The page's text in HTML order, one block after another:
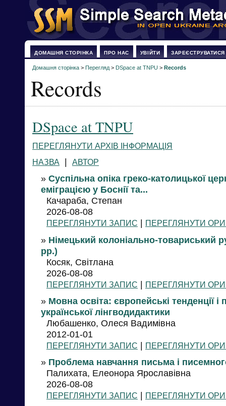
ДОМАШНЯ СТОРІНКА ПРО НАС УВІЙТИ ЗАРЕЄСТРУВАТИСЯ
Домашня сторінка > Перегляд > DSpace at TNPU > Records
Records
DSpace at TNPU
ПЕРЕГЛЯНУТИ АРХІВ ІНФОРМАЦІЯ
НАЗВА
| АВТОР
» Суспільна опіка греко-католицької
еміграцією у Боснії та...
Качараба, Степан
2026-08-08
ПЕРЕГЛЯНУТИ ЗАПИС | ПЕРЕГЛЯНУТИ
» Німецький колоніально-товариський
рр.)
Косяк, Світлана
2026-08-08
ПЕРЕГЛЯНУТИ ЗАПИС | ПЕРЕГЛЯНУТИ
» Мовна освіта: європейські тенденції
української лінгводидактики
Любашенко, Олеся Вадимівна
2012-01-01
ПЕРЕГЛЯНУТИ ЗАПИС | ПЕРЕГЛЯНУТИ
» Проблема навчання письма і
Палихата, Елеонора Ярославівна
2026-08-08
ПЕРЕГЛЯНУТИ ЗАПИС | ПЕРЕГЛЯНУТИ